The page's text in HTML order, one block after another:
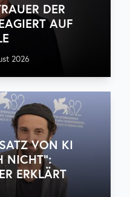
DER
AUF
2026
VON KI
NICHT“:
ERKLÄRT